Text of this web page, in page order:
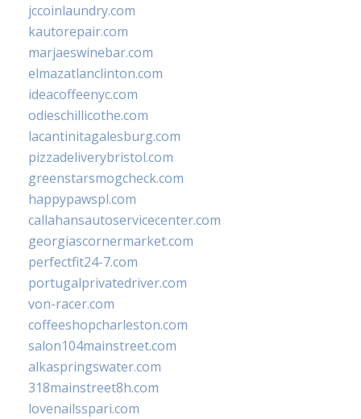
jccoinlaundry.com
kautorepair.com
marjaeswinebar.com
elmazatlanclinton.com
ideacoffeenyc.com
odieschillicothe.com
lacantinitagalesburg.com
pizzadeliverybristol.com
greenstarsmogcheck.com
happypawspl.com
callahansautoservicecenter.com
georgiascornermarket.com
perfectfit24-7.com
portugalprivatedriver.com
von-racer.com
coffeeshopcharleston.com
salon104mainstreet.com
alkaspringswater.com
318mainstreet8h.com
lovenailsspari.com